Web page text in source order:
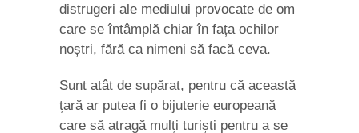
distrugeri ale mediului provocate de om
care se întâmplă chiar în fața ochilor
noștri, fără ca nimeni să facă ceva.
Sunt atât de supărat, pentru că această
țară ar putea fi o bijuterie europeană
care să atragă mulți turiști pentru a se